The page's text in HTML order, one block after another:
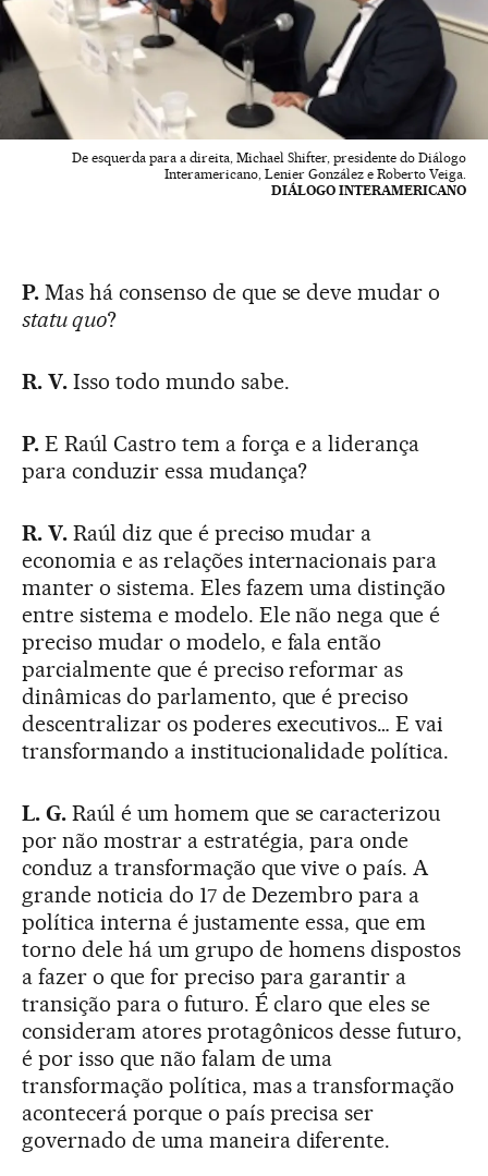
De esquerda para a direita, Michael Shifter, presidente do Diálogo
Interamericano, Lenier González e Roberto Veiga.
DIÁLOGO INTERAMERICANO
P.Mas há consenso de que se deve mudar o
statu quo?
R. V. Isso todo mundo sabe.
P.E Raúl Castro tem a força e a liderança
para conduzir essa mudança?
R. V. Raúl diz que é preciso mudar a
economia e as relações internacionais para
manter o sistema. Eles fazem uma distinção
entre sistema e modelo. Ele não nega que é
preciso mudar o modelo, e fala então
parcialmente que é preciso reformar as
dinâmicas do parlamento, que é preciso
descentralizar os poderes executivos… E vai
transformando a institucionalidade política.
L. G. Raúl é um homem que se caracterizou
por não mostrar a estratégia, para onde
conduz a transformação que vive o país. A
grande noticia do 17 de Dezembro para a
política interna é justamente essa, que em
torno dele há um grupo de homens dispostos
a fazer o que for preciso para garantir a
transição para o futuro. É claro que eles se
consideram atores protagônicos desse futuro,
é por isso que não falam de uma
transformação política, mas a transformação
acontecerá porque o país precisa ser
governado de uma maneira diferente.